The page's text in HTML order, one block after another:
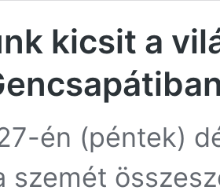
kicsit a
én (péntek)
szemét